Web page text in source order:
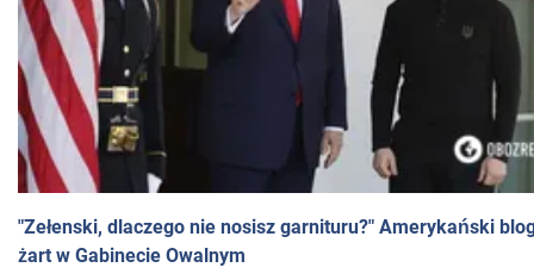
"Zełenski, dlaczego nie nosisz garnituru?" Amerykański
żart w Gabinecie Owalnym